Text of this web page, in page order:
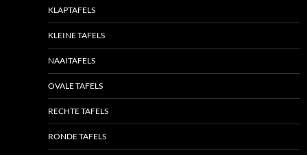
KLAPTAFELS
KLEINE TAFELS
NAAITAFELS
OVALE TAFELS
RECHTE TAFELS
RONDE TAFELS